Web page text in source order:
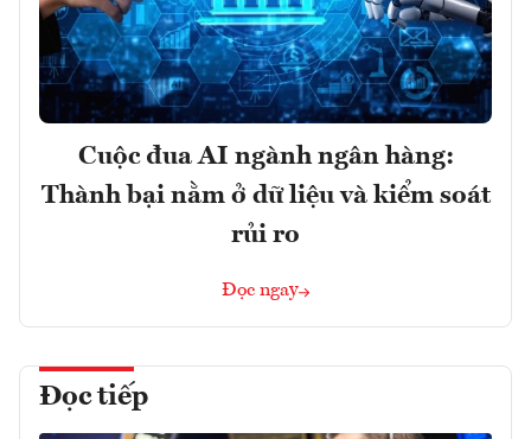
Cuộc đua AI ngành ngân hàng:
Thành bại nằm ở dữ liệu và kiểm soát
rủi ro
Đọc ngay
Đọc tiếp